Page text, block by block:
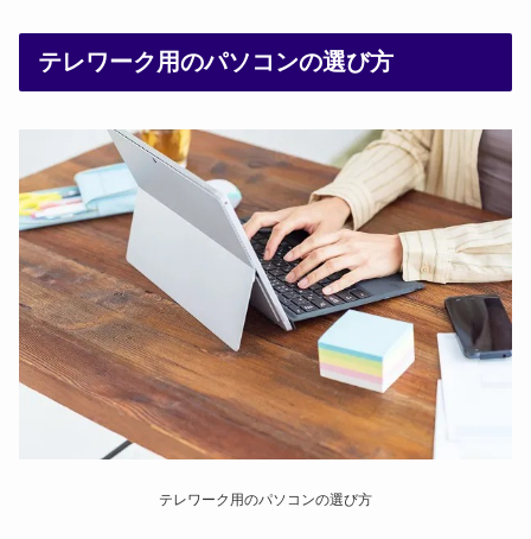
テレワーク用のパソコンの選び方
テレワーク用のパソコンの選び方